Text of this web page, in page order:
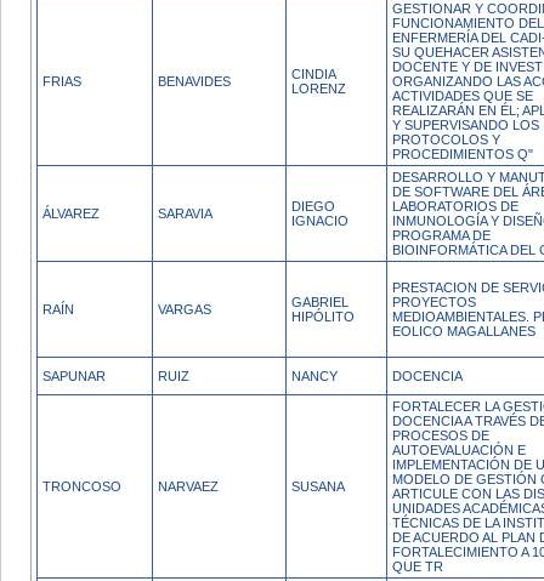
FRIAS BENAVIDES
CINDIA
LORENZ
GESTIONAR Y
FUNCIONAMIENTO
ENFERMERÍA DEL
SU QUEHACER
DOCENTE Y DE
ORGANIZANDO LAS
ACTIVIDADES QUE SE
REALIZARÁN EN ÉL;
Y SUPERVISANDO LOS
PROTOCOLOS Y
PROCEDIMIENTOS Q"
ÁLVAREZ SARAVIA
DIEGO
IGNACIO
DESARROLLO Y
DE SOFTWARE DEL
LABORATORIOS DE
INMUNOLOGÍA Y
PROGRAMA DE
BIOINFORMÁTICA DEL
RAÍN VARGAS
GABRIEL
HIPÓLITO
PRESTACION DE
PROYECTOS
MEDIOAMBIENTALES.
EOLICO MAGALLANES
SAPUNAR RUIZ NANCY DOCENCIA
TRONCOSO NARVAEZ SUSANA
FORTALECER LA
DOCENCIA A TRAVÉS
PROCESOS DE
AUTOEVALUACIÓN E
IMPLEMENTACIÓN DE
MODELO DE GESTIÓN
ARTICULE CON LAS
UNIDADES
TÉCNICAS DE LA
DE ACUERDO AL PLAN
FORTALECIMIENTO A
QUE TR